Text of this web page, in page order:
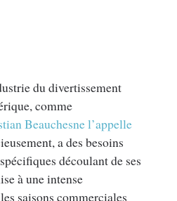
du divertissement
comme
Beauchesne l’appelle
a des besoins
découlant de ses
à une intense
saisons commerciales